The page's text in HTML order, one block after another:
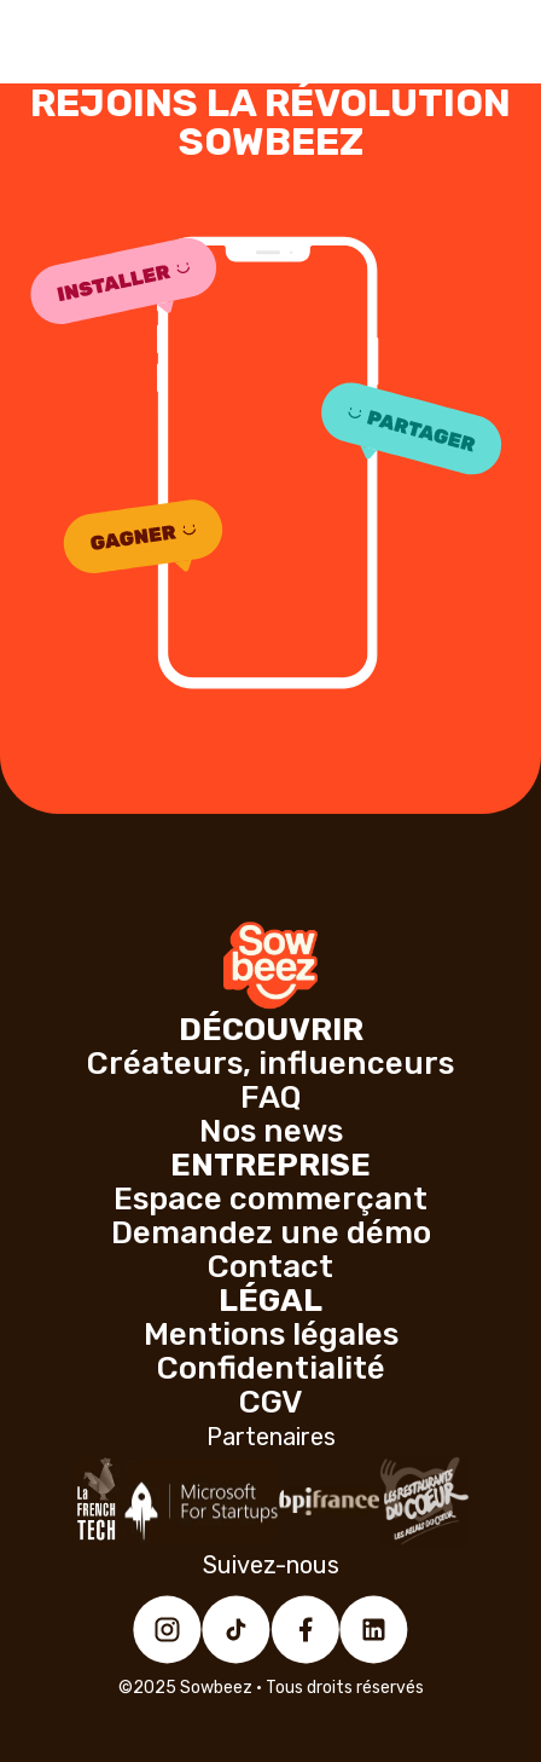
REJOINS LA RÉVOLUTION
SOWBEEZ
DÉCOUVRIR
Créateurs, influenceurs
FAQ
Nos news
ENTREPRISE
Espace commerçant
Demandez une démo
Contact
LÉGAL
Mentions légales
Confidentialité
CGV
Partenaires
Suivez-nous
©2025 Sowbeez • Tous droits réservés